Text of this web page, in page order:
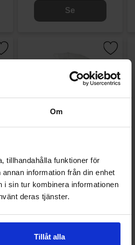
Om
tillhandahålla funktioner för
information från din enhet
sin tur kombinera informationen
deras tjänster.
Tillåt alla
Se
Kolafabriken Citronkola 140g